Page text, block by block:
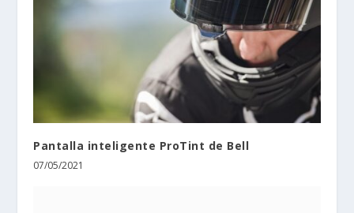
Pantalla inteligente ProTint de Bell
07/05/2021